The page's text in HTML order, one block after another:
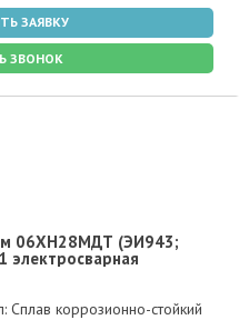
ЗАЯВКУ
ЗВОНОК
06ХН28МДТ (ЭИ943;
коррозионно-стойкий